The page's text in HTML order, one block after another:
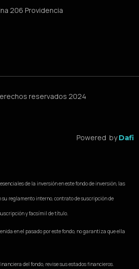
206 Providencia
reservados 2024
Powered byDafi
de la inversión en este fondo de inversión, las
su reglamento interno, contrato de suscripción de
y facsímil de título.
en el pasado por este fondo, no garantiza que ella
del fondo, revise sus estados financieros.